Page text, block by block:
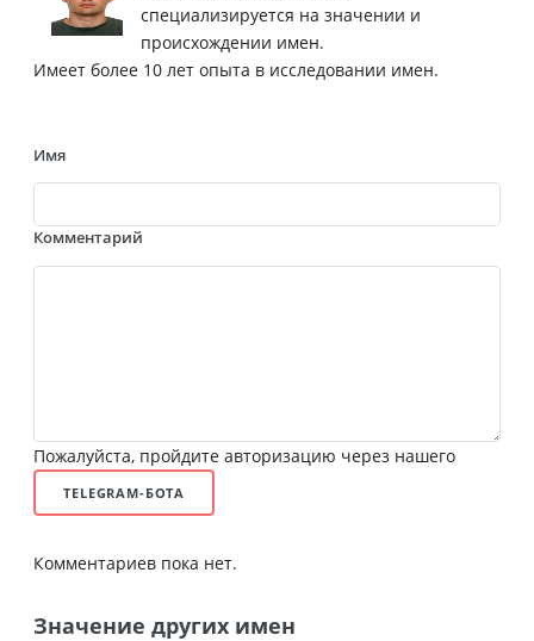
специализируется на значении и
происхождении имен.
Имеет более 10 лет опыта в исследовании имен.
Имя
Комментарий
Пожалуйста, пройдите авторизацию через нашего
TELEGRAM-БОТА
Комментариев пока нет.
Значение других имен